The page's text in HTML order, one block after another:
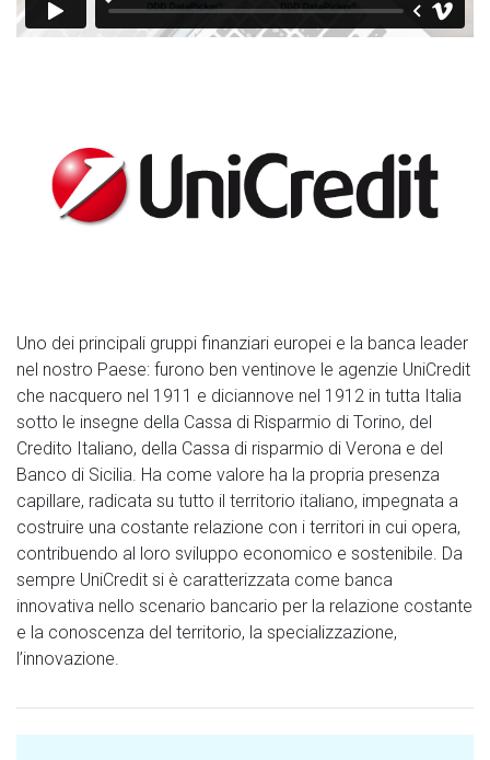
Uno dei principali gruppi finanziari europei e la banca leader
nel nostro Paese: furono ben ventinove le agenzie UniCredit
che nacquero nel 1911 e diciannove nel 1912 in tutta Italia
sotto le insegne della Cassa di Risparmio di Torino, del
Credito Italiano, della Cassa di risparmio di Verona e del
Banco di Sicilia. Ha come valore ha la propria presenza
capillare, radicata su tutto il territorio italiano, impegnata a
costruire una costante relazione con i territori in cui opera,
contribuendo al loro sviluppo economico e sostenibile. Da
sempre UniCredit si è caratterizzata come banca
innovativa nello scenario bancario per la relazione costante
e la conoscenza del territorio, la specializzazione,
l’innovazione.